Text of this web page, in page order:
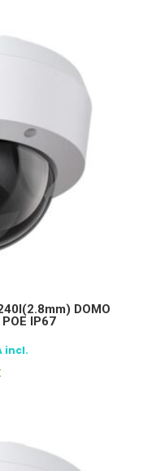
DOMO
IP67
incl.